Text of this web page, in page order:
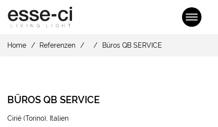
Home Referenzen Büros QB SERVICE
BÜROS QB SERVICE
Cirié (Torino), Italien